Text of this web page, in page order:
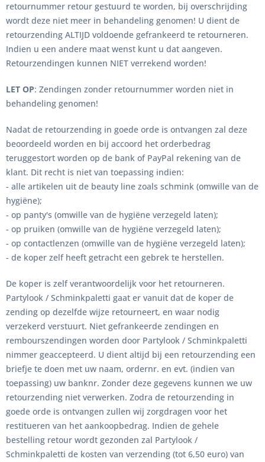
retournummer retour gestuurd te worden, bij overschrijding
wordt deze niet meer in behandeling genomen! U dient de
retourzending ALTIJD voldoende gefrankeerd te retourneren.
Indien u een andere maat wenst kunt u dat aangeven.
Retourzendingen kunnen NIET verrekend worden!
LET OP: Zendingen zonder retournummer worden niet in
behandeling genomen!
Nadat de retourzending in goede orde is ontvangen zal deze
beoordeeld worden en bij accoord het orderbedrag
teruggestort worden op de bank of PayPal rekening van de
klant. Dit recht is niet van toepassing indien:
- alle artikelen uit de beauty line zoals schmink (omwille van de
hygiëne);
- op panty's (omwille van de hygiëne verzegeld laten);
- op pruiken (omwille van de hygiëne verzegeld laten);
- op contactlenzen (omwille van de hygiëne verzegeld laten);
- de koper zelf heeft getracht een gebrek te herstellen.
De koper is zelf verantwoordelijk voor het retourneren.
Partylook / Schminkpaletti gaat er vanuit dat de koper de
zending op dezelfde wijze retourneert, en waar nodig
verzekerd verstuurt. Niet gefrankeerde zendingen en
rembourszendingen worden door Partylook / Schminkpaletti
nimmer geaccepteerd. U dient altijd bij een retourzending een
briefje te doen met uw naam, ordernr. en evt. (indien van
toepassing) uw banknr. Zonder deze gegevens kunnen we uw
retourzending niet verwerken. Zodra de retourzending in
goede orde is ontvangen zullen wij zorgdragen voor het
restitueren van het aankoopbedrag. Indien de gehele
bestelling retour wordt gezonden zal Partylook /
Schminkpaletti de kosten van verzending (tot 6,50 euro) van